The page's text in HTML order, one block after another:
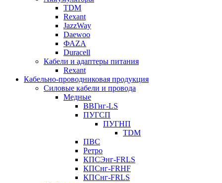
TDM
Rexant
JazzWay
Daewoo
ФАZА
Duracell
Кабели и адаптеры питания
Rexant
Кабельно-проводниковая продукция
Силовые кабели и провода
Медные
ВВГнг-LS
ПУГСП
ПУГНП
TDM
ПВС
Ретро
КПСЭнг-FRLS
КПСнг-FRHF
КПСнг-FRLS